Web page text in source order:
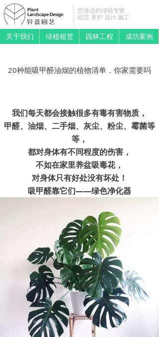
成功案例
园林工程
绿植租赁
关于我们
您身边的绿植专家
租赁 养护 设计 施工
20种能吸甲醛油烟的植物清单，你家需要吗
我们每天都会接触很多有毒有害物质，
甲醛、油烟、二手烟、灰尘、粉尘、霉菌等
等，
都对身体有不同程度的伤害，
不如在家里养盆吸毒花，
对身体只有好处没有坏处！
吸甲醛靠它们——绿色净化器